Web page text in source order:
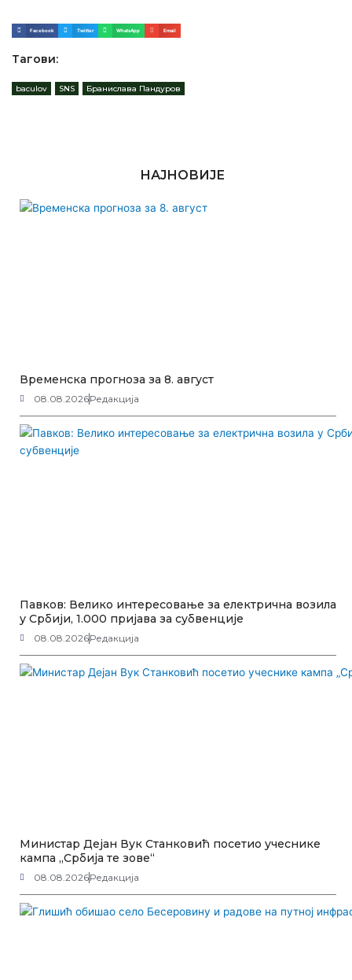
Facebook Twitter WhatsApp Email
Тагови:
baculov SNS Бранислава Пандуров
НАЈНОВИЈЕ
Временска прогноза за 8. август
08.08.2026Редакција
Павков: Велико интересовање за електрична возила
у Србији, 1.000 пријава за субвенције
08.08.2026Редакција
Министар Дејан Вук Станковић посетио учеснике
кампа „Србија те зове“
08.08.2026Редакција